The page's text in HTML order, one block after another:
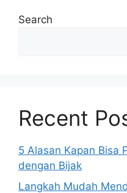
Search
Recent
5 Alasan Kapan Bisa
dengan Bijak
Langkah Mudah